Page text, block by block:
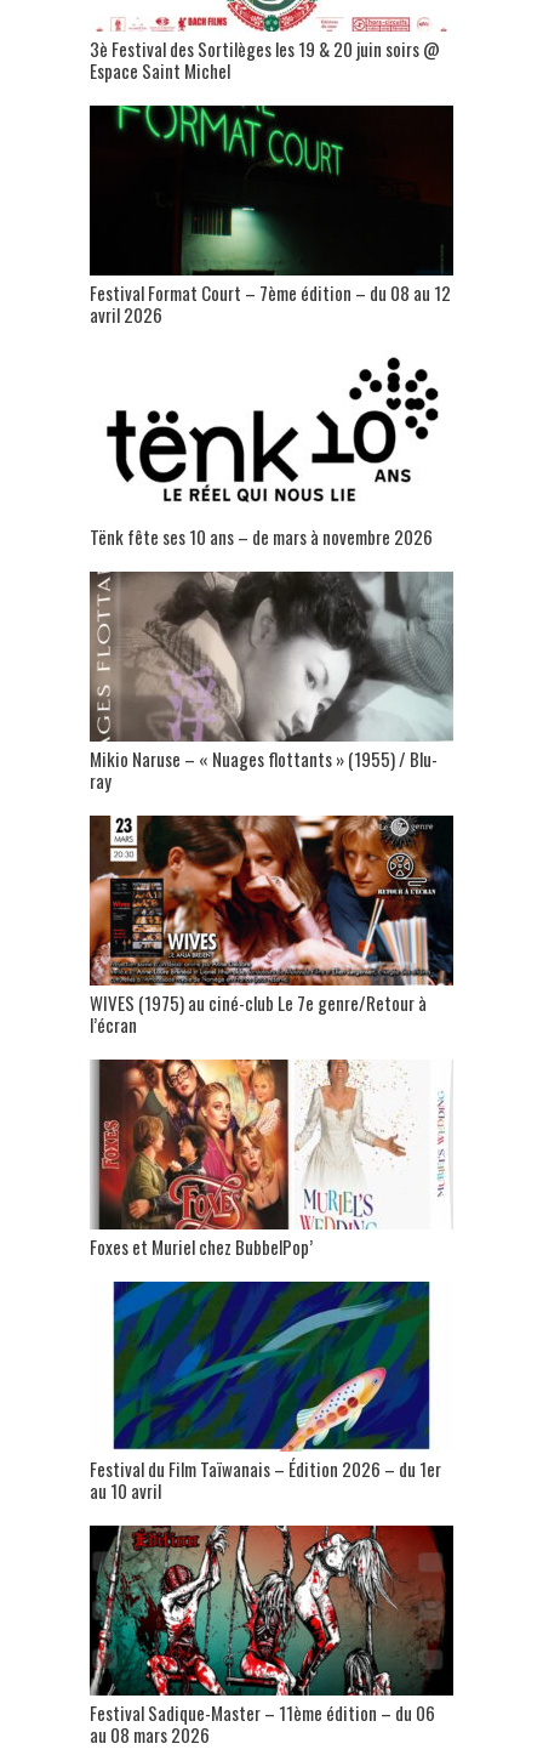
3è Festival des Sortilèges les 19 & 20 juin soirs @
Espace Saint Michel
Festival Format Court – 7ème édition – du 08 au 12
avril 2026
Tënk fête ses 10 ans – de mars à novembre 2026
Mikio Naruse – « Nuages flottants » (1955) / Blu-
ray
WIVES (1975) au ciné-club Le 7e genre/Retour à
l’écran
Foxes et Muriel chez BubbelPop’
Festival du Film Taïwanais – Édition 2026 – du 1er
au 10 avril
Festival Sadique-Master – 11ème édition – du 06
au 08 mars 2026